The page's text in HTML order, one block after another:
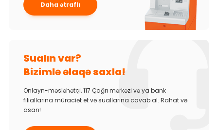
Daha ətraflı
Sualın var?
Bizimlə əlaqə saxla!
Onlayn-məsləhətçi, 117 Çağrı mərkəzi və ya bank
filiallarına müraciət et və suallarına cavab al. Rahat və
asan!